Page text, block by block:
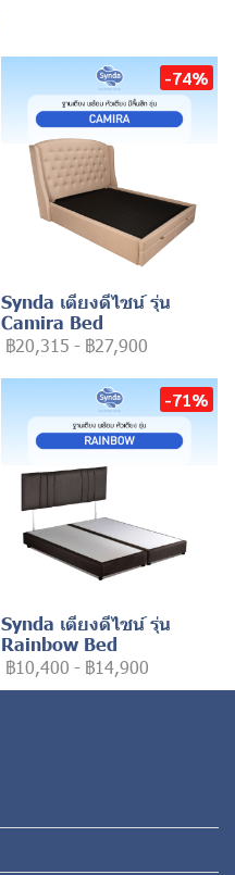
-74%
Synda เตียงดีไซน์ รุ่น
Camira Bed
฿20,315 - ฿27,900
-71%
Synda เตียงดีไซน์ รุ่น
Rainbow Bed
฿10,400 - ฿14,900